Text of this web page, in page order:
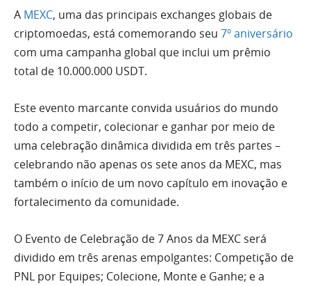
A MEXC, uma das principais exchanges globais de
criptomoedas, está comemorando seu 7º aniversário
com uma campanha global que inclui um prêmio
total de 10.000.000 USDT.
Este evento marcante convida usuários do mundo
todo a competir, colecionar e ganhar por meio de
uma celebração dinâmica dividida em três partes –
celebrando não apenas os sete anos da MEXC, mas
também o início de um novo capítulo em inovação e
fortalecimento da comunidade.
O Evento de Celebração de 7 Anos da MEXC será
dividido em três arenas empolgantes: Competição de
PNL por Equipes; Colecione, Monte e Ganhe; e a